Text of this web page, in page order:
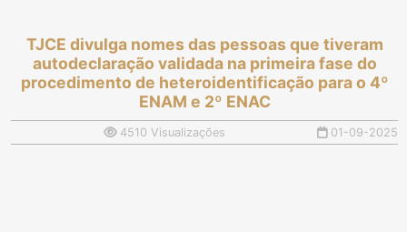
TJCE divulga nomes das pessoas que tiveram
autodeclaração validada na primeira fase do
procedimento de heteroidentificação para o 4º
ENAM e 2º ENAC
4510 Visualizações 01-09-2025